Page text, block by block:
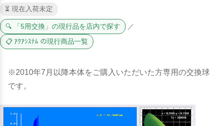
⏳ 現在入荷未定
🔍 「5用交換」の現行品を店内で探す ／
📋 ｱｸｱｼｽﾃﾑ の現行商品一覧
※2010年7月以降本体をご購入いただいた方専用の交換球
です。